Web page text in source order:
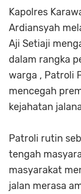
Kapolres
Ardiansyah
Aji Setiaji
dalam rangka
warga , Patroli
mencegah
kejahatan
Patroli rutin
tengah
masyarakat
jalan merasa